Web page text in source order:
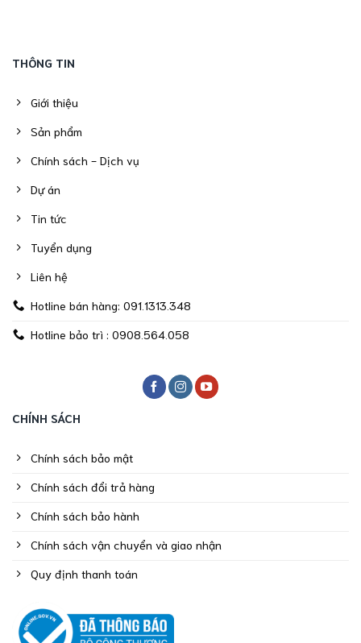
THÔNG TIN
Giới thiệu
Sản phẩm
Chính sách - Dịch vụ
Dự án
Tin tức
Tuyển dụng
Liên hệ
Hotline bán hàng: 091.1313.348
Hotline bảo trì : 0908.564.058
CHÍNH SÁCH
Chính sách bảo mật
Chính sách đổi trả hàng
Chính sách bảo hành
Chính sách vận chuyển và giao nhận
Quy định thanh toán